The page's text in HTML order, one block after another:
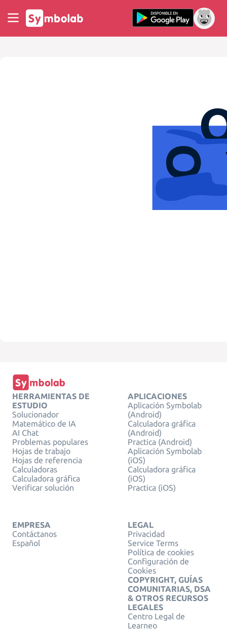
HERRAMIENTAS DE
ESTUDIO
Solucionador
Matemático de IA
AI Chat
Problemas populares
Hojas de trabajo
Hojas de referencia
Calculadoras
Calculadora gráfica
Verificar solución
APLICACIONES
Aplicación Symbolab
(Android)
Calculadora gráfica
(Android)
Practica (Android)
Aplicación Symbolab
(iOS)
Calculadora gráfica
(iOS)
Practica (iOS)
EMPRESA
Contáctanos
Español
LEGAL
Privacidad
Service Terms
Política de cookies
Configuración de
Cookies
COPYRIGHT, GUÍAS
COMUNITARIAS, DSA
& OTROS RECURSOS
LEGALES
Centro Legal de
Learneo